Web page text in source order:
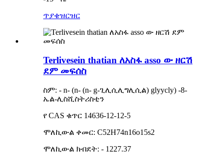
ጥያቄዝርዝር
Terlivesein thatian ለአስፋ asso ው ዘርሽ
ደም መፍሰስ
ስም: - n- (n- (n- g-ጊሊሲሊግሊሲል) glyycly) -8-
ኤል-ሊስሺስትሪስቲን
የ CAS ቁጥር 14636-12-12-5
ሞለኪውል ቀመር: C52H74n16o15s2
ሞለኪውል ክብደት: - 1227.37